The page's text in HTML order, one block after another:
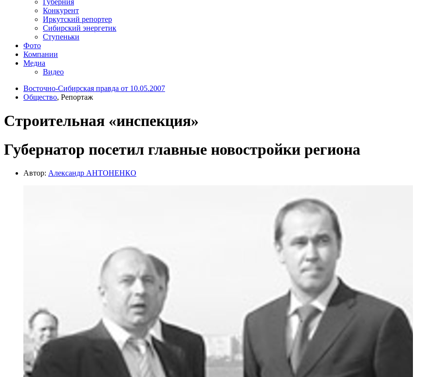
Конкурент
Иркутский репортер
Сибирский энергетик
Ступеньки
Фото
Компании
Медиа
Видео
Восточно-Сибирская правда от 10.05.2007
Общество, Репортаж
Строительная «инспекция»
Губернатор посетил главные новостройки региона
Автор: Александр АНТОНЕНКО